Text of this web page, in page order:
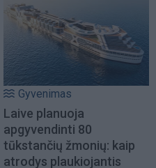
Gyvenimas
Laive planuoja
apgyvendinti 80
tūkstančių žmonių: kaip
atrodys plaukiojantis